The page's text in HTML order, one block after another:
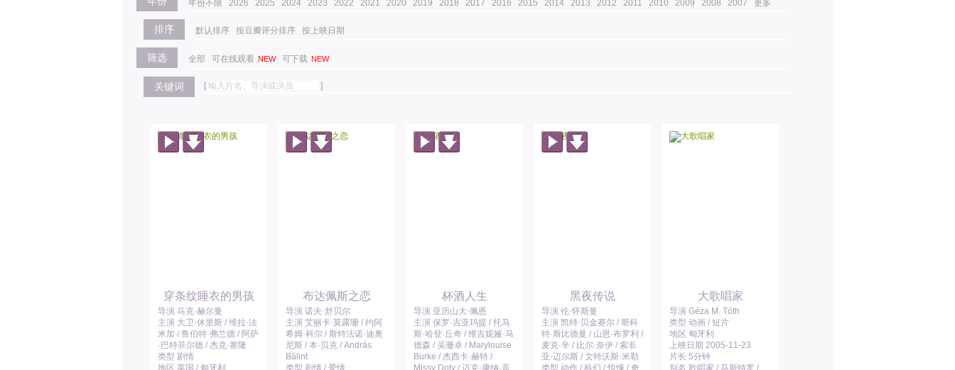
年份不限 2026 2025 2024 2023 2022 2021 2020 2019 2018 2017 2016 2015 2014 2013 2012 2011 2010 2009 2008 2007 更多
排序 默认排序 按豆瓣评分排序 按上映日期
筛选 全部 可在线观看 NEW 可下载 NEW
关键词 [ ]
穿条纹睡衣的男孩
导演 马克·赫尔曼
主演 大卫·休里斯 / 维拉·法
米加 / 鲁伯特·弗兰德 / 阿萨
·巴特菲尔德 / 杰克·塞隆
类型 剧情
地区 英国 / 匈牙利
布达佩斯之恋
导演 诺夫·舒贝尔
主演 艾丽卡·莫露珊 / 约阿
希姆·科尔 / 斯特法诺·迪奥
尼斯 / 本·贝克 / András
Bálint
类型 剧情 / 爱情
杯酒人生
导演 亚历山大·佩恩
主演 保罗·吉亚玛提 / 托马
斯·哈登·丘奇 / 维吉妮娅·马
德森 / 吴珊卓 / Marylouise
Burke / 杰西卡·赫特 /
Missy Doty / 迈克·康纳·盖
黑夜传说
导演 伦·怀斯曼
主演 凯特·贝金赛尔 / 斯科
特·斯比德曼 / 山恩·布罗利 /
麦克·辛 / 比尔·奈伊 / 索非
亚·迈尔斯 / 文特沃斯·米勒
类型 动作 / 科幻 / 惊悚 / 奇
大歌唱家
导演 Géza M. Tóth
类型 动画 / 短片
地区 匈牙利
上映日期 2005-11-23
片长 5分钟
别名 歌唱家 / 马斯特罗 /